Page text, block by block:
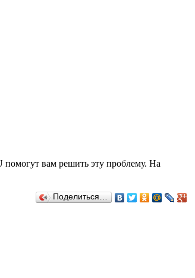
помогут вам решить эту проблему. На
Поделиться…